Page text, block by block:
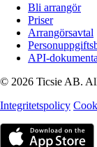
Bli arrangör
Priser
Arrangörsavtal
API-
© 2026 Ticsie AB.
Integritetspolicy